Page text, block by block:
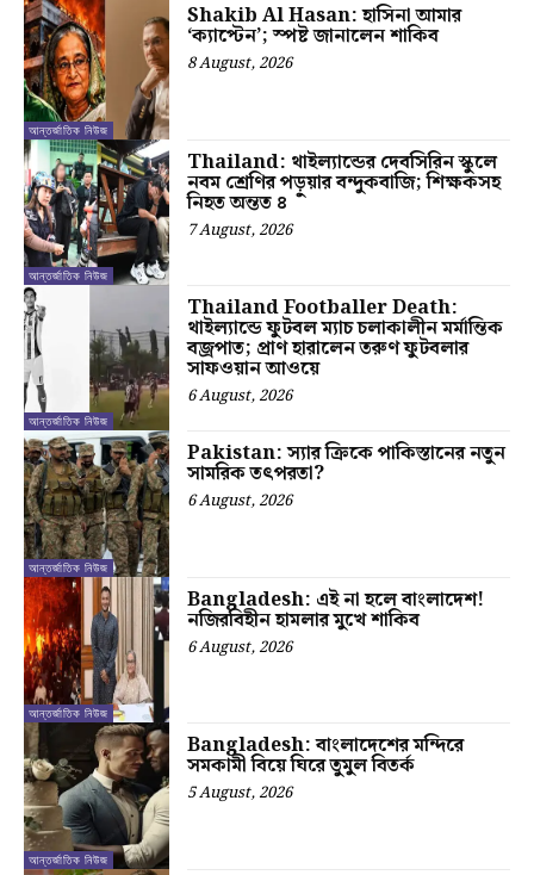
আন্তর্জাতিক নিউজ
Shakib Al Hasan: হাসিনা আমার
‘ক্যাপ্টেন’; স্পষ্ট জানালেন শাকিব
8 August, 2026
আন্তর্জাতিক নিউজ
Thailand: থাইল্যান্ডের দেবসিরিন স্কুলে
নবম শ্রেণির পড়ুয়ার বন্দুকবাজি; শিক্ষকসহ
নিহত অন্তত ৪
7 August, 2026
আন্তর্জাতিক নিউজ
Thailand Footballer Death:
থাইল্যান্ডে ফুটবল ম্যাচ চলাকালীন মর্মান্তিক
বজ্রপাত; প্রাণ হারালেন তরুণ ফুটবলার
সাফওয়ান আওয়ে
6 August, 2026
আন্তর্জাতিক নিউজ
Pakistan: স্যার ক্রিকে পাকিস্তানের নতুন
সামরিক তৎপরতা?
6 August, 2026
আন্তর্জাতিক নিউজ
Bangladesh: এই না হলে বাংলাদেশ!
নজিরবিহীন হামলার মুখে শাকিব
6 August, 2026
আন্তর্জাতিক নিউজ
Bangladesh: বাংলাদেশের মন্দিরে
সমকামী বিয়ে ঘিরে তুমুল বিতর্ক
5 August, 2026